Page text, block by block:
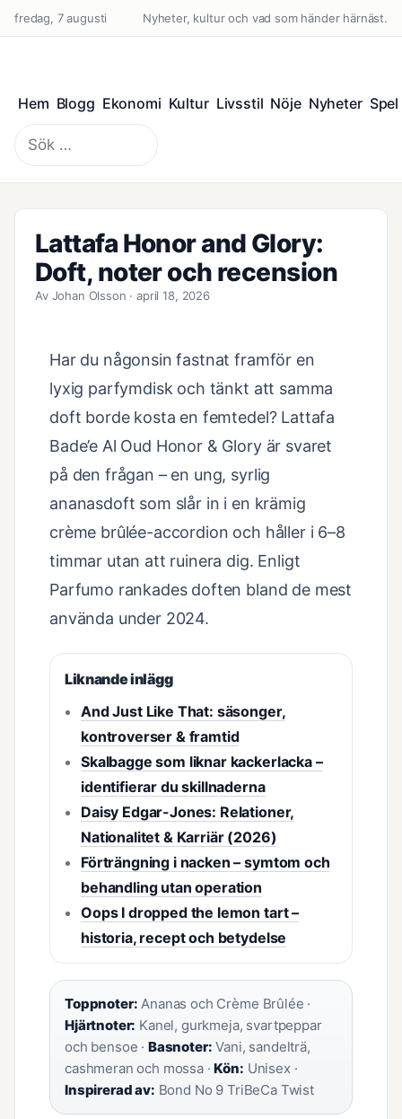
fredag, 7 augusti Nyheter, kultur och vad som händer härnäst.
Hem Blogg Ekonomi Kultur Livsstil Nöje Nyheter Spel
Sök
efter:
Lattafa Honor and Glory:
Doft, noter och recension
Av Johan Olsson · april 18, 2026
Har du någonsin fastnat framför en
lyxig parfymdisk och tänkt att samma
doft borde kosta en femtedel? Lattafa
Bade’e Al Oud Honor & Glory är svaret
på den frågan – en ung, syrlig
ananasdoft som slår in i en krämig
crème brûlée-accordion och håller i 6–8
timmar utan att ruinera dig. Enligt
Parfumo rankades doften bland de mest
använda under 2024.
Liknande inlägg
And Just Like That: säsonger,
kontroverser & framtid
Skalbagge som liknar kackerlacka –
identifierar du skillnaderna
Daisy Edgar-Jones: Relationer,
Nationalitet & Karriär (2026)
Förträngning i nacken – symtom och
behandling utan operation
Oops I dropped the lemon tart –
historia, recept och betydelse
Toppnoter: Ananas och Crème Brûlée ·
Hjärtnoter: Kanel, gurkmeja, svartpeppar
och bensoe · Basnoter: Vani, sandelträ,
cashmeran och mossa ·Kön: Unisex ·
Inspirerad av: Bond No 9 TriBeCa Twist